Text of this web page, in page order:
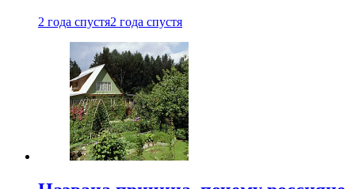
2 года спустя2 года спустя